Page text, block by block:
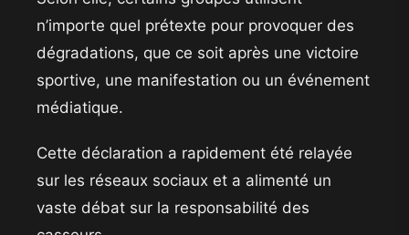
n’importe quel prétexte pour provoquer des
dégradations, que ce soit après une victoire
sportive, une manifestation ou un événement
médiatique.
Cette déclaration a rapidement été relayée
sur les réseaux sociaux et a alimenté un
vaste débat sur la responsabilité des